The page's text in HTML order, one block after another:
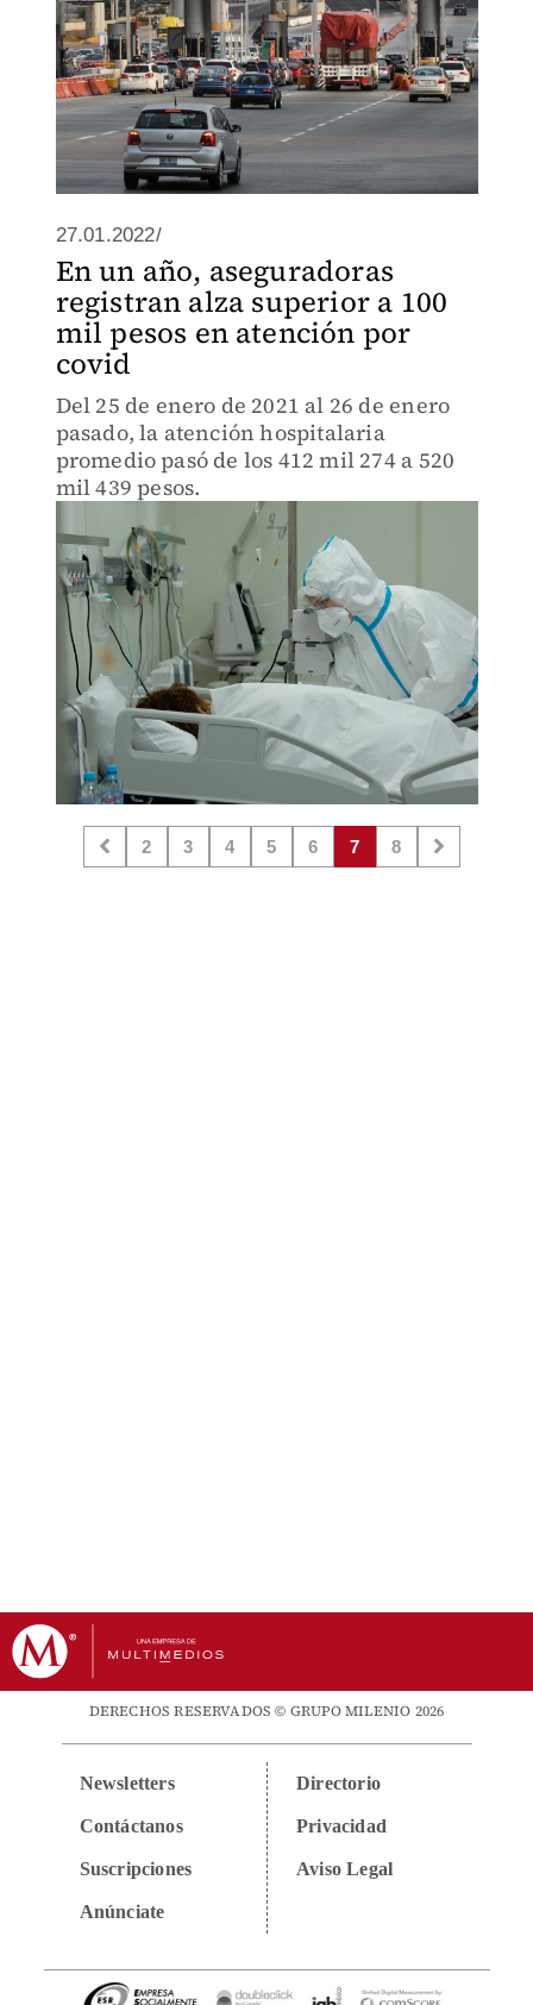
27.01.2022/
En un año, aseguradoras
registran alza superior a 100
mil pesos en atención por
covid
Del 25 de enero de 2021 al 26 de enero
pasado, la atención hospitalaria
promedio pasó de los 412 mil 274 a 520
mil 439 pesos.
2 3 4 5 6 7 8
DERECHOS RESERVADOS © GRUPO MILENIO 2026
Newsletters
Contáctanos
Suscripciones
Anúnciate
Directorio
Privacidad
Aviso Legal